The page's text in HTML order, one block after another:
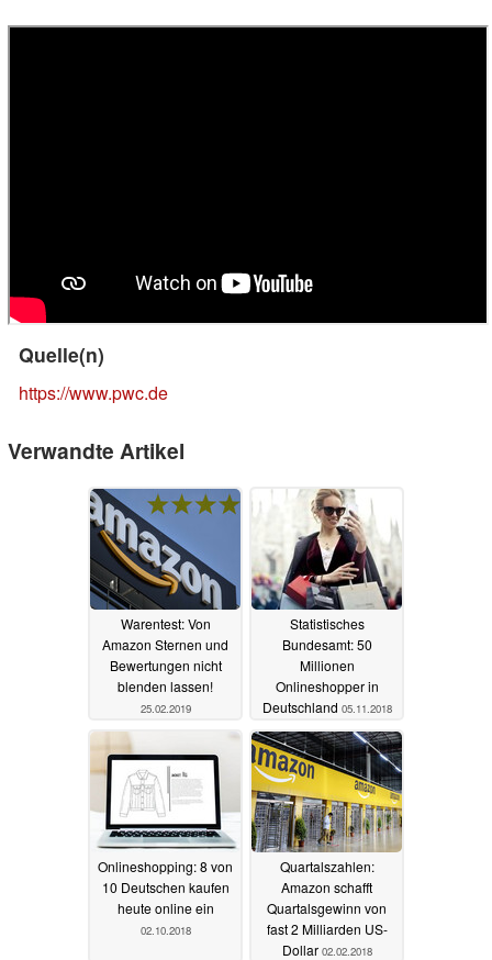
Quelle(n)
https://www.pwc.de
Verwandte Artikel
Warentest: Von
Amazon Sternen und
Bewertungen nicht
blenden lassen!
25.02.2019
Statistisches
Bundesamt: 50
Millionen
Onlineshopper in
Deutschland 05.11.2018
Onlineshopping: 8 von
10 Deutschen kaufen
heute online ein
02.10.2018
Quartalszahlen:
Amazon schafft
Quartalsgewinn von
fast 2 Milliarden US-
Dollar 02.02.2018